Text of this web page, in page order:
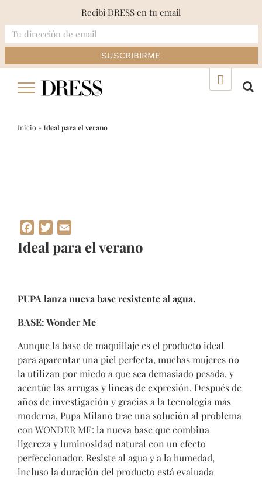
Inicio »Ideal para el verano
Facebook
Twitter
Ideal para el verano
PUPA lanza nueva base resistente al agua.
BASE: Wonder Me
Aunque la base de maquillaje es el producto ideal
para aparentar una piel perfecta, muchas mujeres no
la utilizan por miedo a que sea demasiado pesada, y
acentúe las arrugas y líneas de expresión. Después de
años de investigación y gracias a la tecnología más
moderna, Pupa Milano trae una solución al problema
con WONDER ME: la nueva base que combina
ligereza y luminosidad natural con un efecto
perfeccionador. Resiste al agua y a la humedad,
incluso la duración del producto está evaluada
Recibí DRESS en tu email